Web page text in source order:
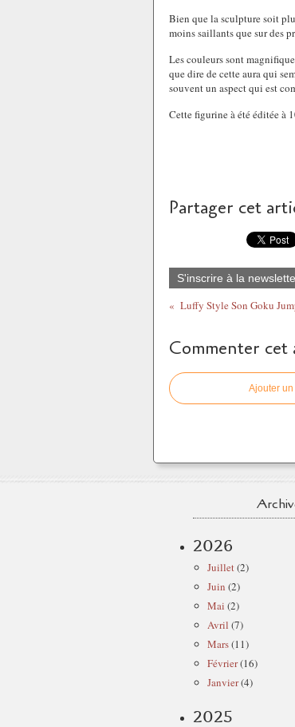
Bien que la sculpture soit
moins saillants que sur des
Les couleurs sont
que dire de cette aura qui
souvent un aspect qui est
Cette figurine à été éditée à
Partager cet
S'inscrire à la
Luffy Style Son Goku
Commenter cet
Ajouter
2026
Juillet(2)
Juin (2)
Mai (2)
Avril (7)
Mars(11)
Février(16)
Janvier(4)
2025